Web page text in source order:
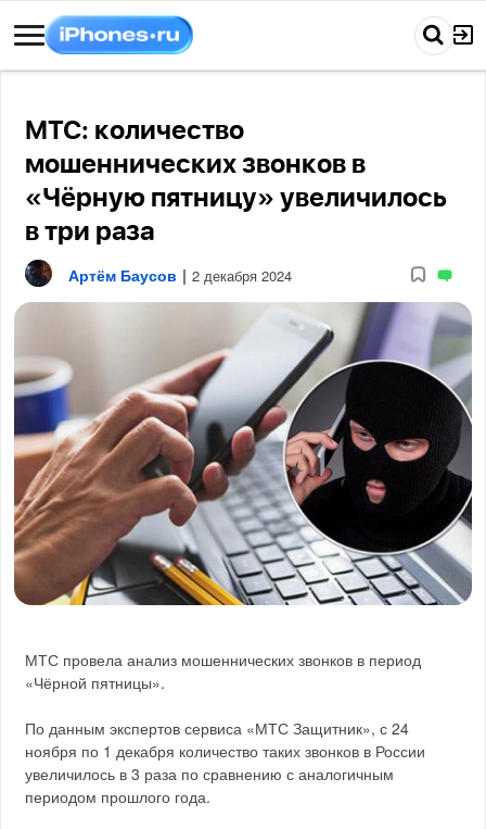
МТС: количество
мошеннических звонков в
«Чёрную пятницу» увеличилось
в три раза
Артём Баусов | 2 декабря 2024
МТС провела анализ мошеннических звонков в период
«Чёрной пятницы».
По данным экспертов сервиса «МТС Защитник», с 24
ноября по 1 декабря количество таких звонков в России
увеличилось в 3 раза по сравнению с аналогичным
периодом прошлого года.